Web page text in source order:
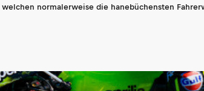
normalerweise die hanebüchensten